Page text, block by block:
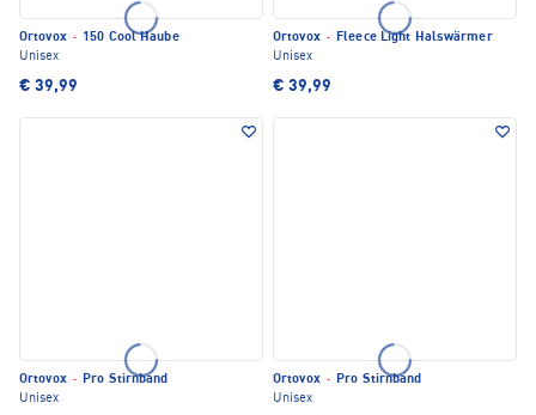
Ortovox · 150 Cool Haube
Unisex
€ 39,99
Ortovox · Fleece Light Halswärmer
Unisex
€ 39,99
Ortovox · Pro Stirnband
Unisex
Ortovox · Pro Stirnband
Unisex